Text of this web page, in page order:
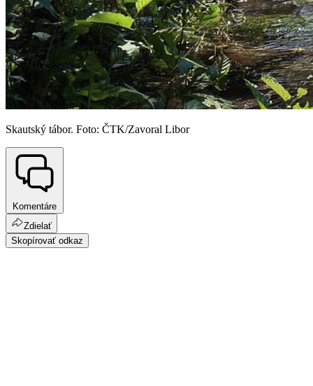
Skautský tábor. Foto: ČTK/Zavoral Libor
Komentáre
Zdielať
Skopírovať odkaz